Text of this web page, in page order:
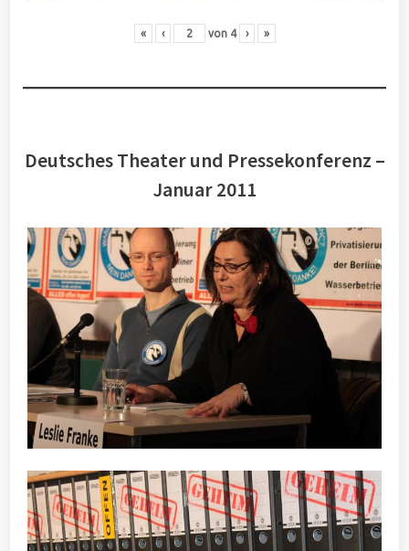
« ‹ von 4 › »
Deutsches Theater und Pressekonferenz –
Januar 2011